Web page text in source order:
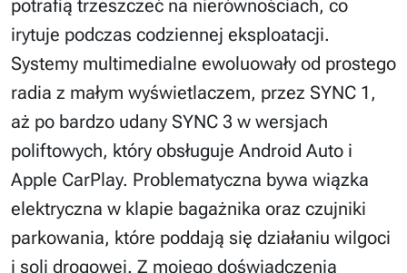
potrafią trzeszczeć na nierównościach, co
irytuje podczas codziennej eksploatacji.
Systemy multimedialne ewoluowały od prostego
radia z małym wyświetlaczem, przez SYNC 1,
aż po bardzo udany SYNC 3 w wersjach
poliftowych, który obsługuje Android Auto i
Apple CarPlay. Problematyczna bywa wiązka
elektryczna w klapie bagażnika oraz czujniki
parkowania, które poddają się działaniu wilgoci
i soli drogowej. Z mojego doświadczenia